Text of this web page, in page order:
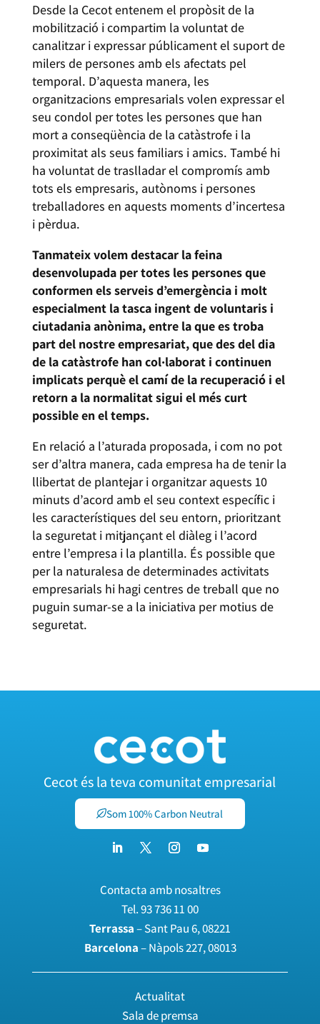
Desde la Cecot entenem el propòsit de la
mobilització i compartim la voluntat de
canalitzar i expressar públicament el suport de
milers de persones amb els afectats pel
temporal. D’aquesta manera, les
organitzacions empresarials volen expressar el
seu condol per totes les persones que han
mort a conseqüència de la catàstrofe i la
proximitat als seus familiars i amics. També hi
ha voluntat de traslladar el compromís amb
tots els empresaris, autònoms i persones
treballadores en aquests moments d’incertesa
i pèrdua.
Tanmateix volem destacar la feina
desenvolupada per totes les persones que
conformen els serveis d’emergència i molt
especialment la tasca ingent de voluntaris i
ciutadania anònima, entre la que es troba
part del nostre empresariat, que des del dia
de la catàstrofe han col·laborat i continuen
implicats perquè el camí de la recuperació i el
retorn a la normalitat sigui el més curt
possible en el temps.
En relació a l’aturada proposada, i com no pot
ser d’altra manera, cada empresa ha de tenir la
llibertat de plantejar i organitzar aquests 10
minuts d’acord amb el seu context específic i
les característiques del seu entorn, prioritzant
la seguretat i mitjançant el diàleg i l’acord
entre l’empresa i la plantilla. És possible que
per la naturalesa de determinades activitats
empresarials hi hagi centres de treball que no
puguin sumar-se a la iniciativa per motius de
seguretat.
Cecot és la teva comunitat empresarial
Som 100% Carbon Neutral
Contacta amb nosaltres
Tel.93 736 11 00
Terrassa– Sant Pau 6, 08221
Barcelona– Nàpols 227, 08013
Actualitat
Sala de premsa